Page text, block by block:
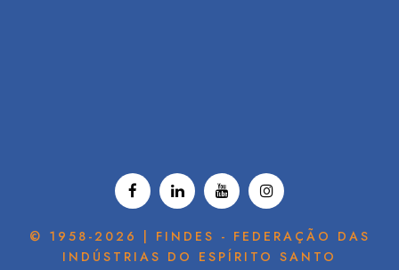
© 1958-2026 | FINDES - FEDERAÇÃO DAS
INDÚSTRIAS DO ESPÍRITO SANTO